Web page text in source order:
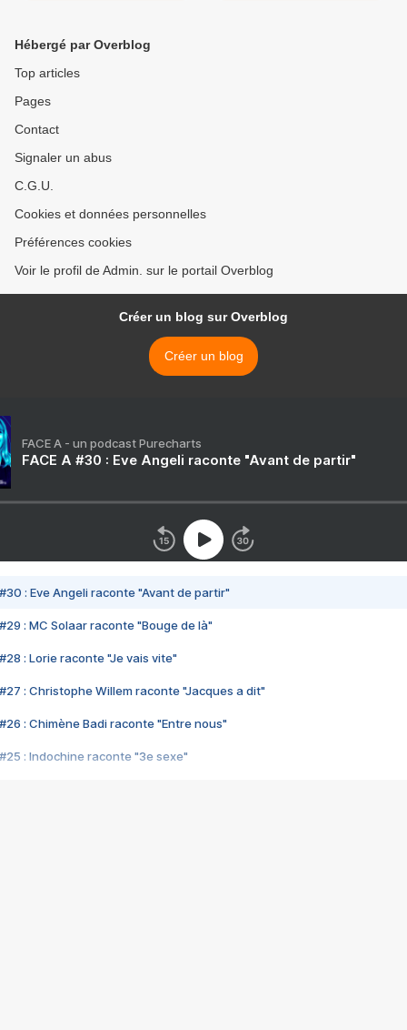
Hébergé par Overblog
Top articles
Pages
Contact
Signaler un abus
C.G.U.
Cookies et données personnelles
Préférences cookies
Voir le profil de Admin. sur le portail Overblog
Créer un blog sur Overblog
Créer un blog
FACE A - un podcast Purecharts
FACE A #30 : Eve Angeli raconte "Avant de partir"
#30 : Eve Angeli raconte "Avant de partir"
#29 : MC Solaar raconte "Bouge de là"
#28 : Lorie raconte "Je vais vite"
#27 : Christophe Willem raconte "Jacques a dit"
#26 : Chimène Badi raconte "Entre nous"
#25 : Indochine raconte "3e sexe"